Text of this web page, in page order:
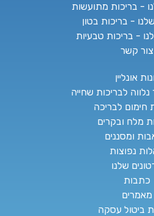
- בריכות מתועשות
- בריכות בטון
- בריכות טבעיות
צור קשר
אונליין
נלווה לבריכות שחייה
חימום לבריכה
מלח ובקרים
ומסננים
נפוצות
שלנו
כתבות
מאמרים
ביטול עסקה